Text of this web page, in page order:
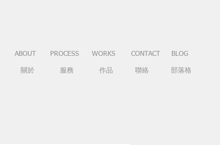
ABOUT
關於
PROCESS
服務
WORKS CONTACT
作品 聯絡 部落格
BLOG